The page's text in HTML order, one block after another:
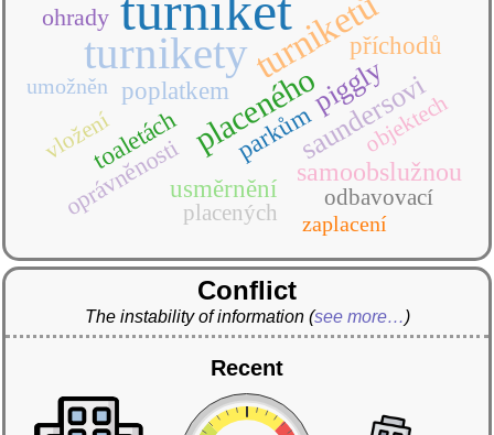
turniketyturniketů
placenéhopiggly
saundersovi
samoobslužnou
parkům
poplatkem
příchodů
toaletách
usměrnění
ohrady
oprávněnosti
objektech
odbavovací
placených
vložení
umožněn
zaplacení
Conflict
The instability of information (see more…)
Recent